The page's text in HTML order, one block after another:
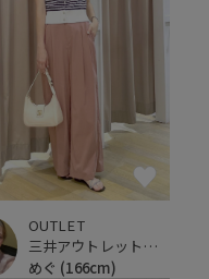
OUTLET
三井アウトレットパーク 仙台港
めぐ (166cm)